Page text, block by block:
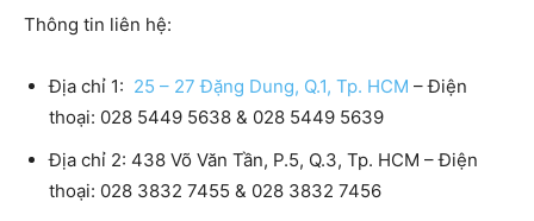
Thông tin liên hệ:
Địa chỉ 1: 25 – 27 Đặng Dung, Q.1, Tp. HCM – Điện
thoại: 028 5449 5638 & 028 5449 5639
Địa chỉ 2: 438 Võ Văn Tần, P.5, Q.3, Tp. HCM – Điện
thoại: 028 3832 7455 & 028 3832 7456